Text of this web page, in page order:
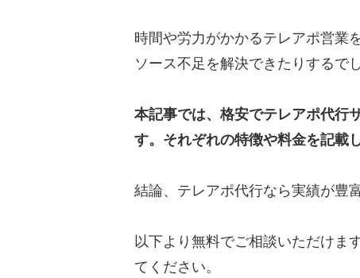
時間や労力がかかるテレアポ営業
ソース不足を解決できたりするで
本記事では、格安でテレアポ代行
す。それぞれの特徴や料金を記載
結論、テレアポ代行なら実績が豊
以下より無料でご相談いただけま
てください。